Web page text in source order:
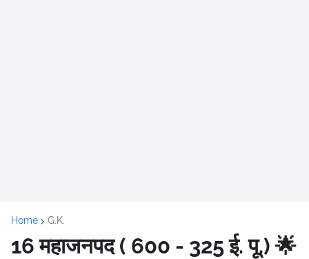
Home G.K.
16 महाजनपद ( 600 - 325 ई. पू.) 🌟